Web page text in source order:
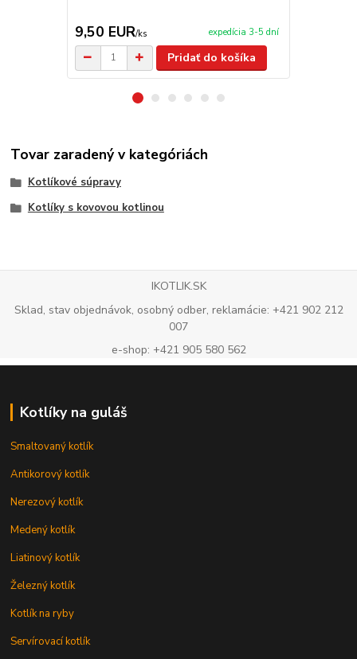
9,50 EUR/ks expedícia 3-5 dní
Pridať do košíka
Tovar zaradený v kategóriách
Kotlíkové súpravy
Kotlíky s kovovou kotlinou
IKOTLIK.SK
Sklad, stav objednávok, osobný odber, reklamácie: +421 902 212
007
e-shop: +421 905 580 562
Kotlíky na guláš
Smaltovaný kotlík
Antikorový kotlík
Nerezový kotlík
Medený kotlík
Liatinový kotlík
Železný kotlík
Kotlík na ryby
Servírovací kotlík